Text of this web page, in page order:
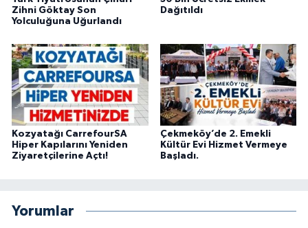
Zihni Göktay Son
Yolculuğuna Uğurlandı
Dağıtıldı
Kozyatağı CarrefourSA
Hiper Kapılarını Yeniden
Ziyaretçilerine Açtı!
Çekmeköy’de 2. Emekli
Kültür Evi Hizmet Vermeye
Başladı.
Yorumlar